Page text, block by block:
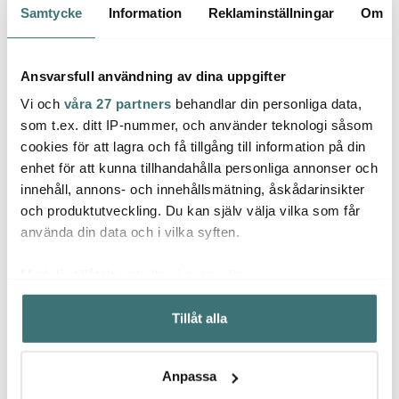
Samtycke Information Reklaminställningar Om
Ansvarsfull användning av dina uppgifter
Vi och våra 27 partners behandlar din personliga data,
som t.ex. ditt IP-nummer, och använder teknologi såsom
cookies för att lagra och få tillgång till information på din
enhet för att kunna tillhandahålla personliga annonser och
innehåll, annons- och innehållsmätning, åskådarinsikter
och produktutveckling. Du kan själv välja vilka som får
använda din data och i vilka syften.
Samla in information om din geografiska plats som
kan ha en noggrannhet på upp till flera meter
Identifiera din enhet genom att aktivt skanna den för
Ta reda på mer om hur dina personliga uppgifter
Tillåt alla
Anpassa
Eva Solo
Kylskåpskaraff 1 L Dark
Grey
Eva Solo
Dricksglas 25 cl 6-pack